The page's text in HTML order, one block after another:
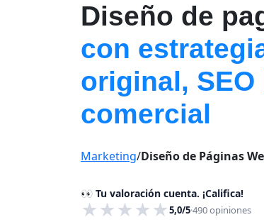
Diseño de
con
original,
comercial
Marketing/Diseño de Páginas
👀 Tu valoración cuenta. ¡Califica!
★
★
★
★
★ 5,0/5·490opiniones